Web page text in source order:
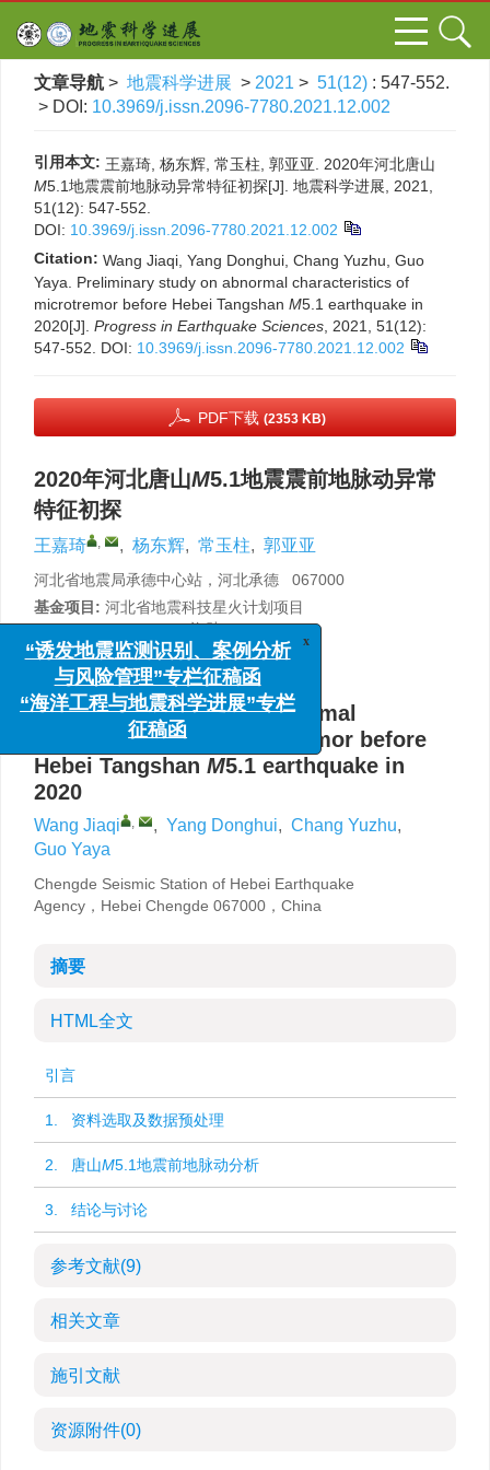
文章导航 > 地震科学进展 > 2021 > 51(12) : 547-552.
> DOI: 10.3969/j.issn.2096-7780.2021.12.002
引用本文: 王嘉琦, 杨东辉, 常玉柱, 郭亚亚. 2020年河北唐山
M5.1地震震前地脉动异常特征初探[J]. 地震科学进展, 2021,
51(12): 547-552.
DOI: 10.3969/j.issn.2096-7780.2021.12.002
Citation: Wang Jiaqi, Yang Donghui, Chang Yuzhu, Guo
Yaya. Preliminary study on abnormal characteristics of
microtremor before Hebei Tangshan M5.1 earthquake in
2020[J]. Progress in Earthquake Sciences , 2021, 51(12):
547-552. DOI: 10.3969/j.issn.2096-7780.2021.12.002
PDF下载 (2353 KB)
2020年河北唐山M5.1地震震前地脉动异常
特征初探
王嘉琦 , , 杨东辉, 常玉柱, 郭亚亚
河北省地震局承德中心站，河北承德 067000
基金项目: 河北省地震科技星火计划项目
（DZ202108090103）资助。
详细信息
Preliminary study on abnormal
characteristics of microtremor before
Hebei Tangshan M5.1 earthquake in
2020
Wang Jiaqi , , Yang Donghui, Chang Yuzhu,
Guo Yaya
Chengde Seismic Station of Hebei Earthquake
Agency，Hebei Chengde 067000，China
摘要
HTML全文
引言
1. 资料选取及数据预处理
2. 唐山M5.1地震前地脉动分析
3. 结论与讨论
参考文献(9)
相关文章
施引文献
资源附件(0)
“诱发地震监测识别、案例分析
与风险管理”专栏征稿函
“海洋工程与地震科学进展”专栏
征稿函